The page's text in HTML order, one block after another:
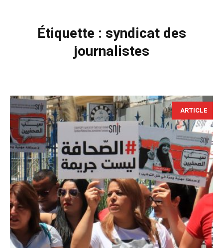
Étiquette : syndicat des
journalistes
ARTICLE